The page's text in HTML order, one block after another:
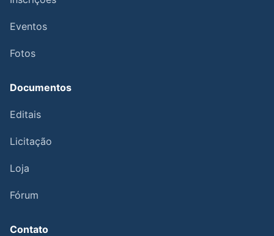
Eventos
Fotos
Documentos
Editais
Licitação
Loja
Fórum
Contato